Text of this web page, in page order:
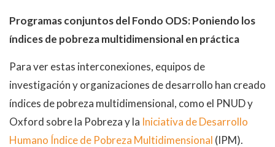
Programas conjuntos del Fondo ODS: Poniendo los
índices de pobreza multidimensional en práctica
Para ver estas interconexiones, equipos de
investigación y organizaciones de desarrollo han creado
índices de pobreza multidimensional, como el PNUD y
Oxford sobre la Pobreza y la Iniciativa de Desarrollo
Humano Índice de Pobreza Multidimensional (IPM).